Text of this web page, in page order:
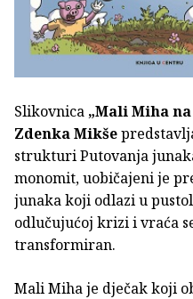
Slikovnica „Mali Miha
Zdenka Mikše
strukturi Putovanja
monomit, uobičajeni je
junaka koji odlazi u
odlučujućoj krizi i vraća
transformiran.
Mali Miha je dječak koji